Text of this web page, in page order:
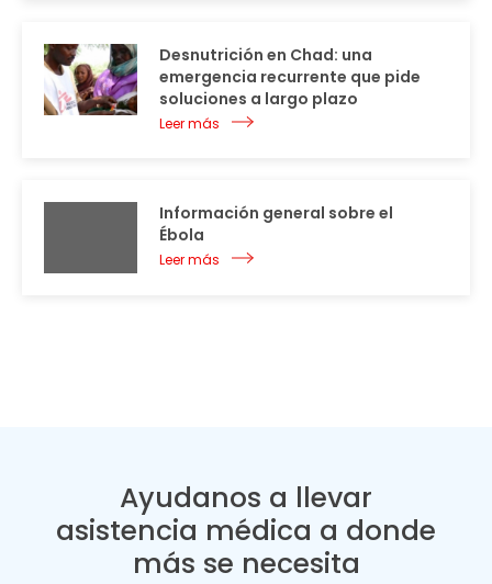
Desnutrición en Chad: una
emergencia recurrente que pide
soluciones a largo plazo
Leer más
Información general sobre el
Ébola
Leer más
Ayudanos a llevar
asistencia médica a donde
más se necesita